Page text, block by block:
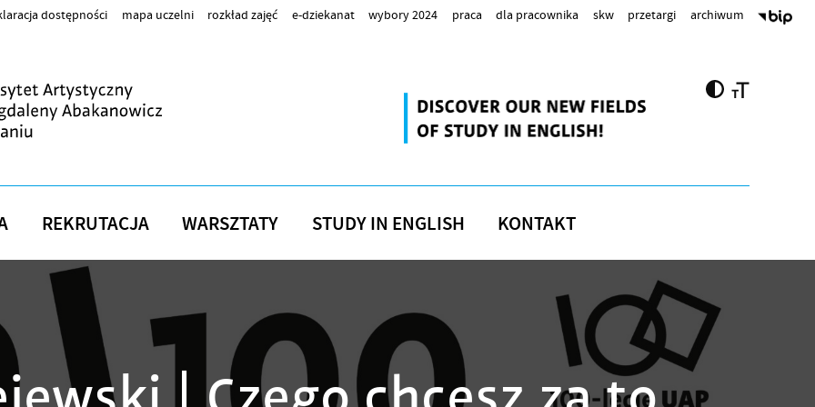
dostępności mapa uczelni rozkład zajęć e-dziekanat wybory 2024 praca dla pracownika skw przetargi archiwum
REKRUTACJA WARSZTATY STUDY IN ENGLISH KONTAKT